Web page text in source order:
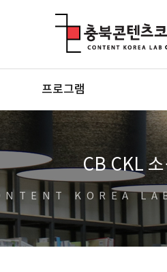
프로그램
CB CKL 소
KOREA